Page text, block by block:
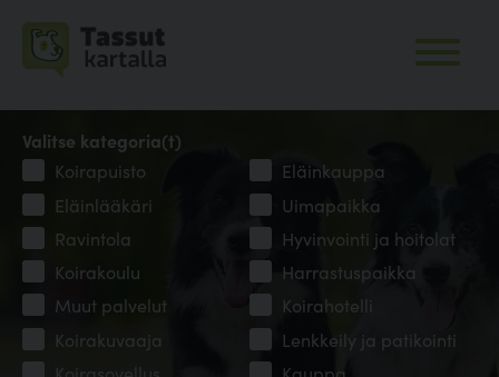
Valitse kategoria(t)
Koirapuisto
Eläinkauppa
Eläinlääkäri
Uimapaikka
Ravintola
Hyvinvointi ja hoitolat
Koirakoulu
Harrastuspaikka
Muut palvelut
Koirahotelli
Koirakuvaaja
Lenkkeily ja patikointi